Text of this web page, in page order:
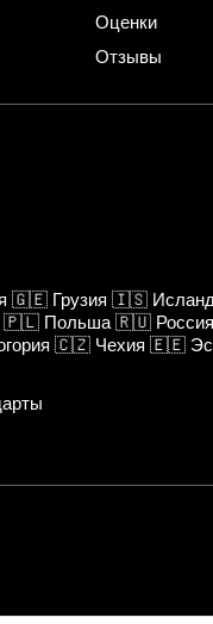
Оценки
Отзывы
🇬🇪 Грузия 🇮🇸
🇵🇱 Польша 🇷🇺 Россия
🇨🇿 Чехия 🇪🇪